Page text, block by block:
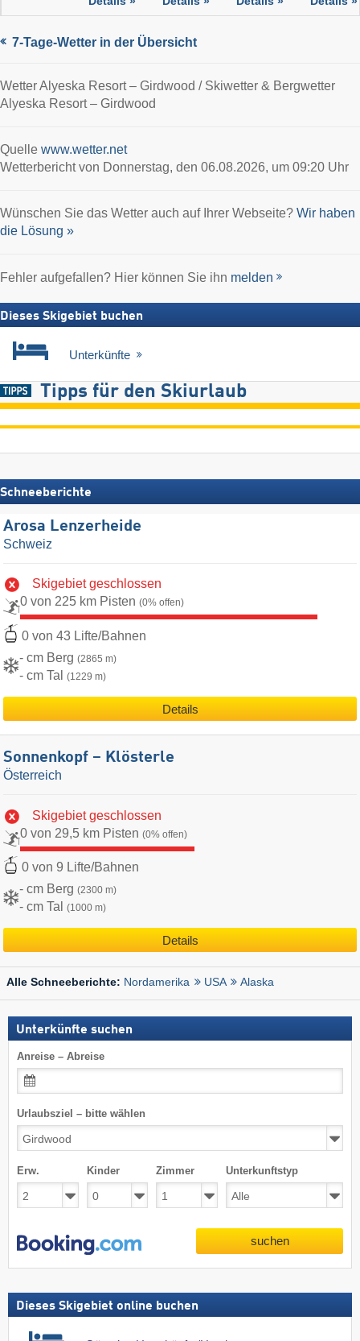
7-Tage-Wetter in der Übersicht
Wetter Alyeska Resort – Girdwood / Skiwetter & Bergwetter
Alyeska Resort – Girdwood
Quelle www.wetter.net
Wetterbericht von Donnerstag, den 06.08.2026, um 09:20 Uhr
Wünschen Sie das Wetter auch auf Ihrer Webseite? Wir haben
die Lösung »
Fehler aufgefallen? Hier können Sie ihn melden
Dieses Skigebiet buchen
Unterkünfte
Tipps für den Skiurlaub
Schneeberichte
Arosa Lenzerheide
Schweiz
Skigebiet geschlossen
0 von 225 km Pisten (0% offen)
0 von 43 Lifte/Bahnen
- cm Berg (2865 m)
- cm Tal (1229 m)
Details
Sonnenkopf – Klösterle
Österreich
Skigebiet geschlossen
0 von 29,5 km Pisten (0% offen)
0 von 9 Lifte/Bahnen
- cm Berg (2300 m)
- cm Tal (1000 m)
Details
Alle Schneeberichte: Nordamerika USA Alaska
Unterkünfte suchen
Anreise – Abreise
Urlaubsziel – bitte wählen
Erw. Kinder Zimmer Unterkunftstyp
suchen
Dieses Skigebiet online buchen